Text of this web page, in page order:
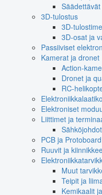
3D-tulostus
3D-
3D-osat ja
Passiiviset
Kamerat ja dronet
Action-
Dronet ja
RC-
Elektroniset
Liittimet ja
PCB ja Protoboard
Ruuvit ja
Muut
Teipit ja
Kemikaalit